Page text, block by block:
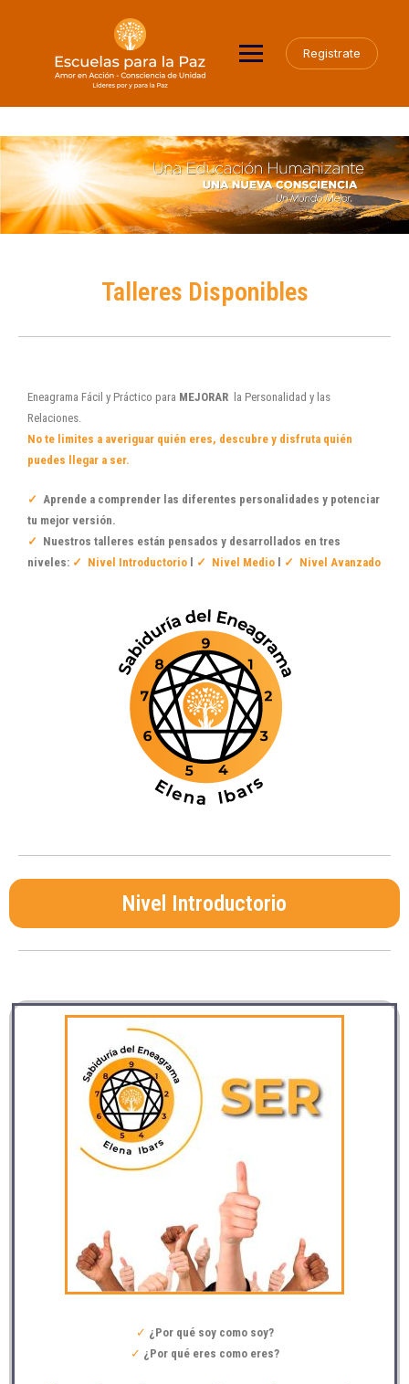
Registrate
Talleres Disponibles
Eneagrama Fácil y Práctico para MEJORAR la Personalidad y las
Relaciones.
No te limites a averiguar quién eres, descubre y disfruta quién
puedes llegar a ser.
✓ Aprende a comprender las diferentes personalidades y potenciar
tu mejor versión.
✓ Nuestros talleres están pensados y desarrollados en tres
niveles: ✓ Nivel Introductorio l ✓ Nivel Medio l ✓ Nivel Avanzado
Nivel Introductorio
✓ ¿Por qué soy como soy?
✓ ¿Por qué eres como eres?